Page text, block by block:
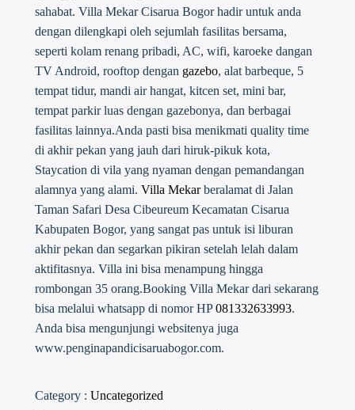
sahabat. Villa Mekar Cisarua Bogor hadir untuk anda
dengan dilengkapi oleh sejumlah fasilitas bersama,
seperti kolam renang pribadi, AC, wifi, karoeke dangan
TV Android, rooftop dengan gazebo, alat barbeque, 5
tempat tidur, mandi air hangat, kitcen set, mini bar,
tempat parkir luas dengan gazebonya, dan berbagai
fasilitas lainnya.Anda pasti bisa menikmati quality time
di akhir pekan yang jauh dari hiruk-pikuk kota,
Staycation di vila yang nyaman dengan pemandangan
alamnya yang alami. Villa Mekarberalamat di Jalan
Taman Safari Desa Cibeureum Kecamatan Cisarua
Kabupaten Bogor, yang sangat pas untuk isi liburan
akhir pekan dan segarkan pikiran setelah lelah dalam
aktifitasnya. Villa ini bisa menampung hingga
rombongan 35 orang.Booking Villa Mekar dari sekarang
bisa melalui whatsapp di nomor HP081332633993.
Anda bisa mengunjungi websitenya juga
www.penginapandicisaruabogor.com.
Category : Uncategorized